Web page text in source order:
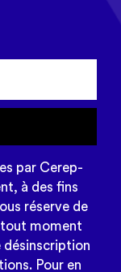
par Cerep-
à des fins
réserve de
moment
désinscription
Pour en